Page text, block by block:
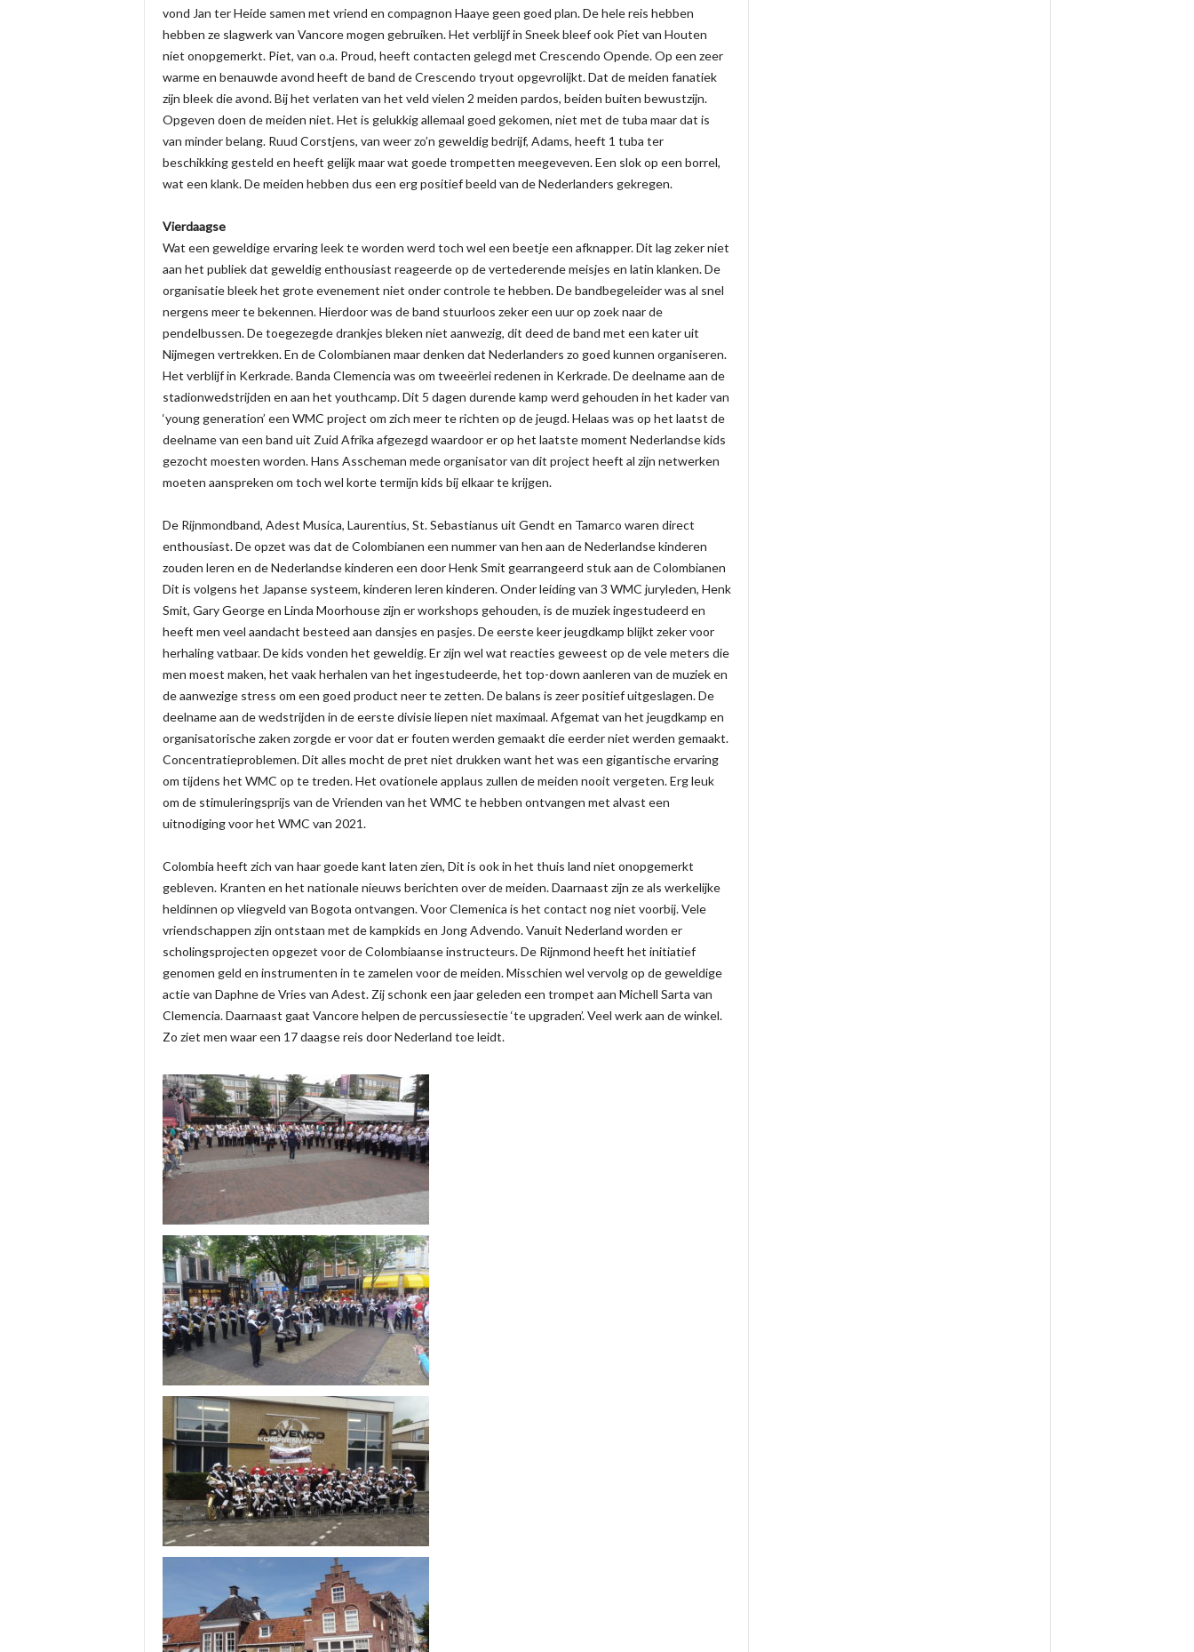
vond Jan ter Heide samen met vriend en compagnon Haaye geen goed plan. De hele reis hebben
hebben ze slagwerk van Vancore mogen gebruiken. Het verblijf in Sneek bleef ook Piet van Houten
niet onopgemerkt. Piet, van o.a. Proud, heeft contacten gelegd met Crescendo Opende. Op een zeer
warme en benauwde avond heeft de band de Crescendo tryout opgevrolijkt. Dat de meiden fanatiek
zijn bleek die avond. Bij het verlaten van het veld vielen 2 meiden pardos, beiden buiten bewustzijn.
Opgeven doen de meiden niet. Het is gelukkig allemaal goed gekomen, niet met de tuba maar dat is
van minder belang. Ruud Corstjens, van weer zo’n geweldig bedrijf, Adams, heeft 1 tuba ter
beschikking gesteld en heeft gelijk maar wat goede trompetten meegeveven. Een slok op een borrel,
wat een klank. De meiden hebben dus een erg positief beeld van de Nederlanders gekregen.
Vierdaagse
Wat een geweldige ervaring leek te worden werd toch wel een beetje een afknapper. Dit lag zeker niet
aan het publiek dat geweldig enthousiast reageerde op de vertederende meisjes en latin klanken. De
organisatie bleek het grote evenement niet onder controle te hebben. De bandbegeleider was al snel
nergens meer te bekennen. Hierdoor was de band stuurloos zeker een uur op zoek naar de
pendelbussen. De toegezegde drankjes bleken niet aanwezig, dit deed de band met een kater uit
Nijmegen vertrekken. En de Colombianen maar denken dat Nederlanders zo goed kunnen organiseren.
Het verblijf in Kerkrade. Banda Clemencia was om tweeërlei redenen in Kerkrade. De deelname aan de
stadionwedstrijden en aan het youthcamp. Dit 5 dagen durende kamp werd gehouden in het kader van
‘young generation’ een WMC project om zich meer te richten op de jeugd. Helaas was op het laatst de
deelname van een band uit Zuid Afrika afgezegd waardoor er op het laatste moment Nederlandse kids
gezocht moesten worden. Hans Asscheman mede organisator van dit project heeft al zijn netwerken
moeten aanspreken om toch wel korte termijn kids bij elkaar te krijgen.
De Rijnmondband, Adest Musica, Laurentius, St. Sebastianus uit Gendt en Tamarco waren direct
enthousiast. De opzet was dat de Colombianen een nummer van hen aan de Nederlandse kinderen
zouden leren en de Nederlandse kinderen een door Henk Smit gearrangeerd stuk aan de Colombianen
Dit is volgens het Japanse systeem, kinderen leren kinderen. Onder leiding van 3 WMC juryleden, Henk
Smit, Gary George en Linda Moorhouse zijn er workshops gehouden, is de muziek ingestudeerd en
heeft men veel aandacht besteed aan dansjes en pasjes. De eerste keer jeugdkamp blijkt zeker voor
herhaling vatbaar. De kids vonden het geweldig. Er zijn wel wat reacties geweest op de vele meters die
men moest maken, het vaak herhalen van het ingestudeerde, het top-down aanleren van de muziek en
de aanwezige stress om een goed product neer te zetten. De balans is zeer positief uitgeslagen. De
deelname aan de wedstrijden in de eerste divisie liepen niet maximaal. Afgemat van het jeugdkamp en
organisatorische zaken zorgde er voor dat er fouten werden gemaakt die eerder niet werden gemaakt.
Concentratieproblemen. Dit alles mocht de pret niet drukken want het was een gigantische ervaring
om tijdens het WMC op te treden. Het ovationele applaus zullen de meiden nooit vergeten. Erg leuk
om de stimuleringsprijs van de Vrienden van het WMC te hebben ontvangen met alvast een
uitnodiging voor het WMC van 2021.
Colombia heeft zich van haar goede kant laten zien, Dit is ook in het thuis land niet onopgemerkt
gebleven. Kranten en het nationale nieuws berichten over de meiden. Daarnaast zijn ze als werkelijke
heldinnen op vliegveld van Bogota ontvangen. Voor Clemenica is het contact nog niet voorbij. Vele
vriendschappen zijn ontstaan met de kampkids en Jong Advendo. Vanuit Nederland worden er
scholingsprojecten opgezet voor de Colombiaanse instructeurs. De Rijnmond heeft het initiatief
genomen geld en instrumenten in te zamelen voor de meiden. Misschien wel vervolg op de geweldige
actie van Daphne de Vries van Adest. Zij schonk een jaar geleden een trompet aan Michell Sarta van
Clemencia. Daarnaast gaat Vancore helpen de percussiesectie ‘te upgraden’. Veel werk aan de winkel.
Zo ziet men waar een 17 daagse reis door Nederland toe leidt.